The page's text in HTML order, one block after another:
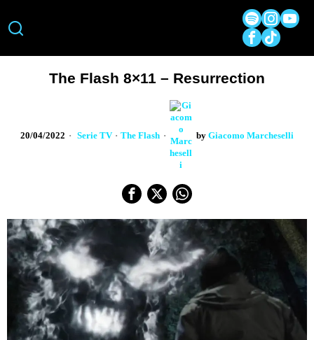
The Flash 8×11 – Resurrection
20/04/2022 Serie TV · The Flash by Giacomo Marcheselli